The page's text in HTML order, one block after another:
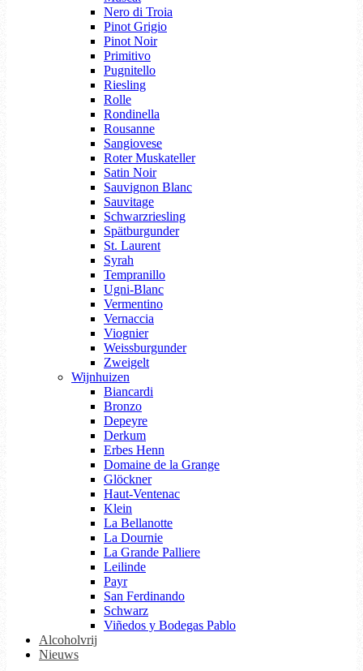
Nero di Troia
Pinot Grigio
Pinot Noir
Primitivo
Pugnitello
Riesling
Rolle
Rondinella
Rousanne
Sangiovese
Roter Muskateller
Satin Noir
Sauvignon Blanc
Sauvitage
Schwarzriesling
Spätburgunder
St. Laurent
Syrah
Tempranillo
Ugni-Blanc
Vermentino
Vernaccia
Viognier
Weissburgunder
Zweigelt
Wijnhuizen
Biancardi
Bronzo
Depeyre
Derkum
Erbes Henn
Domaine de la Grange
Glöckner
Haut-Ventenac
Klein
La Bellanotte
La Dournie
La Grande Palliere
Leilinde
Payr
San Ferdinando
Schwarz
Viñedos y Bodegas Pablo
Alcoholvrij
Nieuws